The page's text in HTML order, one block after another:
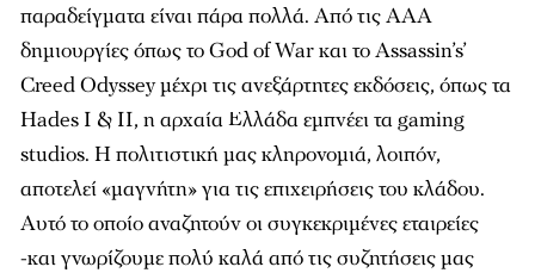
παραδείγματα είναι πάρα πολλά. Από τις ΑΑΑ
δημιουργίες όπως το God of War και το Assassin’s’
Creed Odyssey μέχρι τις ανεξάρτητες εκδόσεις, όπως τα
Hades I & II, η αρχαία Ελλάδα εμπνέει τα gaming
studios. Η πολιτιστική μας κληρονομιά, λοιπόν,
αποτελεί «μαγνήτη» για τις επιχειρήσεις του κλάδου.
Αυτό το οποίο αναζητούν οι συγκεκριμένες εταιρείες
-και γνωρίζουμε πολύ καλά από τις συζητήσεις μας